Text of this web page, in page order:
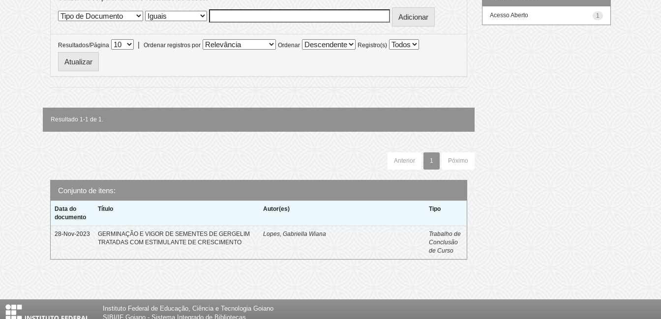
Resultados/Página | Ordenar registros por Ordenar Registro(s)
Resultado 1-1 de 1.
Anterior 1 Póximo
Conjunto de itens:
Data do
documento
Título Autor(es) Tipo
28-Nov-2023
GERMINAÇÃO E VIGOR DE SEMENTES DE GERGELIM
TRATADAS COM ESTIMULANTE DE CRESCIMENTO
Lopes, Gabriella Wiana
Trabalho de
Conclusão
de Curso
1
Acesso Aberto
Instituto Federal de Educação, Ciência e Tecnologia Goiano
SIBI/IF Goiano - Sistema Integrado de Bibliotecas